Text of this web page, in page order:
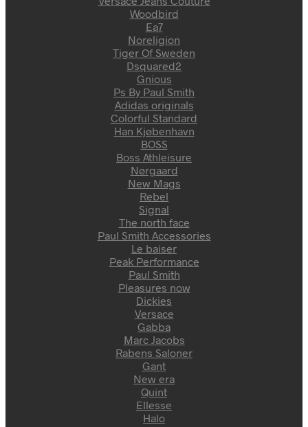
Woodbird
Ea7
Noreligion
Tiger Of Sweden
Dsquared2
Gnious
Ps By Paul Smith
Adidas originals
Colorful Standard
Han Kjøbenhavn
BOSS
Boss Athleisure
Nørgaard
New Mags
Rebel
Signal
The north face
Paul Smith Accessories
Le baiser
Peak Performance
Paul Smith
Pleasures now
Dickies
Versace
Gabba
Marc Jacobs
Rabens Saloner
Gant
New era
Quint
Ellesse
Halo